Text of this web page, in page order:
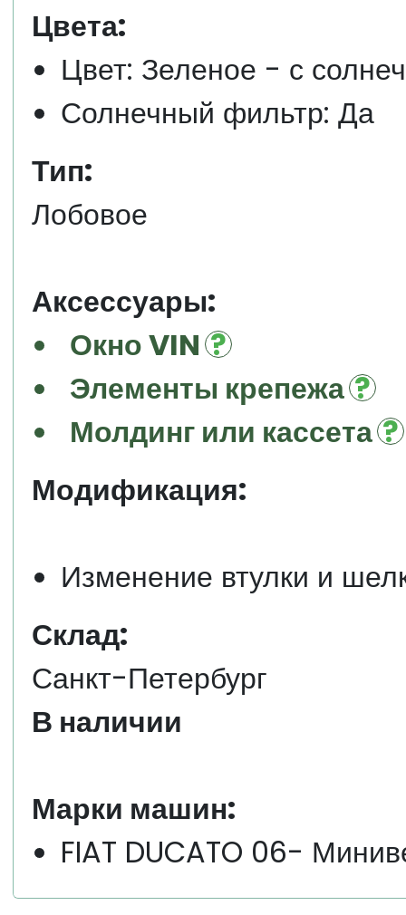
Цвета:
Цвет: Зеленое - с
Солнечный фильтр: Да
Тип:
Лобовое
Аксессуары:
Окно VIN
Элементы крепежа
Молдинг или кассета
Модификация:
Изменение втулки и
Склад:
Санкт-Петербург
В наличии
Марки машин:
FIAT DUCATO 06-